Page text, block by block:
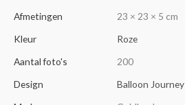
Afmetingen
23 × 23 × 5 cm
Kleur
Roze
Aantal foto's
200
Design
Balloon Journey